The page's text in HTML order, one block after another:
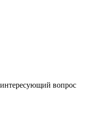
вопрос